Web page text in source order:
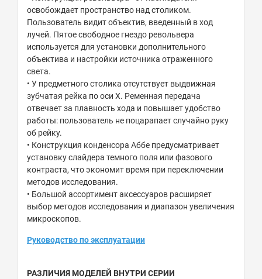
освобождает пространство над столиком.
Пользователь видит объектив, введенный в ход
лучей. Пятое свободное гнездо револьвера
используется для установки дополнительного
объектива и настройки источника отраженного
света.
• У предметного столика отсутствует выдвижная
зубчатая рейка по оси Х. Ременная передача
отвечает за плавность хода и повышает удобство
работы: пользователь не поцарапает случайно руку
об рейку.
• Конструкция конденсора Аббе предусматривает
установку слайдера темного поля или фазового
контраста, что экономит время при переключении
методов исследования.
• Большой ассортимент аксессуаров расширяет
выбор методов исследования и диапазон увеличения
микроскопов.
Руководство по эксплуатации
РАЗЛИЧИЯ МОДЕЛЕЙ ВНУТРИ СЕРИИ